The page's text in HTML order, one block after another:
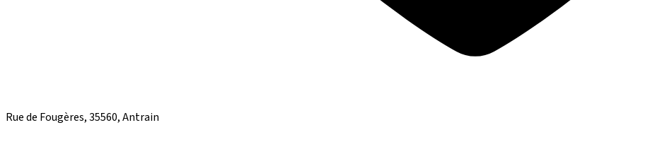
Rue de Fougères, 35560, Antrain